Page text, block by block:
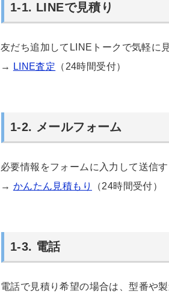
1-1. LINEで見積り
友だち追加してLINEトークで気軽に
→
LINE査定 （24時間受付）
1-2. メールフォーム
必要情報をフォームに入力して送信
→ かんたん見積もり （24時間受付）
1-3. 電話
電話で見積り希望の場合は、型番や